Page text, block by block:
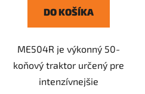
DO KOŠÍKA
ME504R je výkonný 50-
koňový traktor určený pre
intenzívnejšie